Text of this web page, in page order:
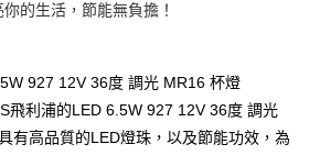
的生活，節能無負擔！
927 12V 36度 調光 MR16 杯燈
飛利浦的LED 6.5W 927 12V 36度 調光
有高品質的LED燈珠，以及節能功效，為